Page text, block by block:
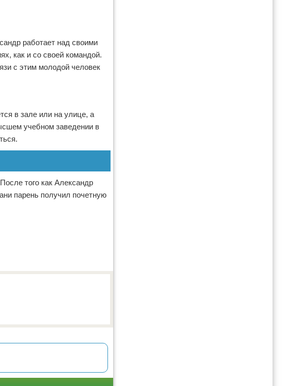
работает над своими
как и со своей командой.
с этим молодой человек
в зале или на улице, а
учебном заведении в
того как Александр
парень получил почетную